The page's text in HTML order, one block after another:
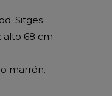
Sitges
alto 68 cm.
marrón.